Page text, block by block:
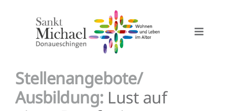
springen
Toggle
Stellenangebote
Stationäre Pflege
Stellenangebote/
Ausbildung: Lust auf